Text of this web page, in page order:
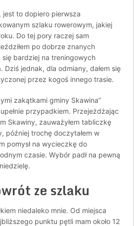
to dopiero pierwsza
szlaku rowerowym, jakiej
Do tej pory raczej sam
po dobrze znanych
się bardziej na treningowych
Dziś jednak, dla odmiany, dałem się
przez kogoś innego trasie.
zakątkami gminy Skawina”
przypadkiem. Przejeżdżając
Skawiny, zauważyłem tabliczkę
później trochę doczytałem w
pomysł na wycieczkę do
czasie. Wybór padł na pewną
ze szlaku
niedaleko mnie. Od miejsca
punktu pętli mam około 12